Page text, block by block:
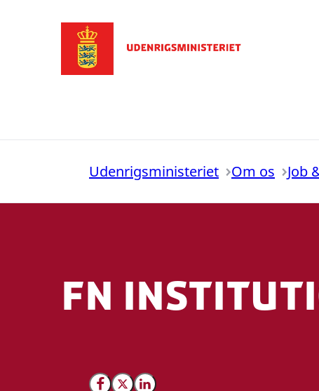
Udenrigsministeriet Om os Job
FN
Del på Facebook
Del på X (Twitter)
Del på LinkedIn